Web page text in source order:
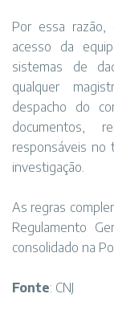
Por essa
acesso da
sistemas de
qualquer
despacho do
documentos,
responsáveis no
investigação.
As regras
Regulamento
consolidado na
Fonte: CNJ